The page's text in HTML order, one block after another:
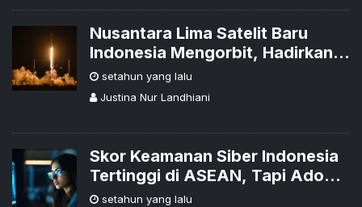
Nusantara Lima Satelit Baru
Indonesia Mengorbit, Hadirkan
Layanan Internet Hingga
Kawasan ASEAN
setahun yang lalu
Justina Nur Landhiani
Skor Keamanan Siber Indonesia
Tertinggi di ASEAN, Tapi Adopsi
AI Masih Tertinggal
setahun yang lalu